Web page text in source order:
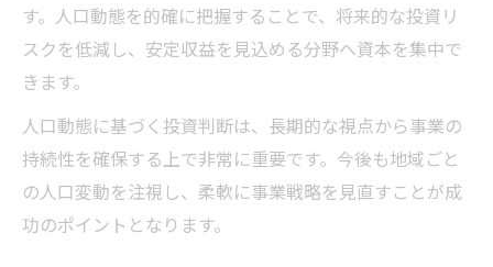
す。人口動態を的確に把握することで、将来的な投資リ
スクを低減し、安定収益を見込める分野へ資本を集中で
きます。
人口動態に基づく投資判断は、長期的な視点から事業の
持続性を確保する上で非常に重要です。今後も地域ごと
の人口変動を注視し、柔軟に事業戦略を見直すことが成
功のポイントとなります。